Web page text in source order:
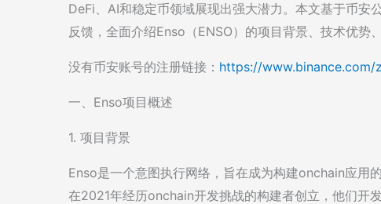
DeFi、AI和稳定币领域展现出强大潜力。本文基于币安
反馈，全面介绍Enso（ENSO）的项目背景、技术优势
没有币安账号的注册链接： https://www.binance.com/
一、Enso项目概述
1. 项目背景
Enso是一个意图执行网络，旨在成为构建onchain应用
在2021年经历onchain开发挑战的构建者创立，他们